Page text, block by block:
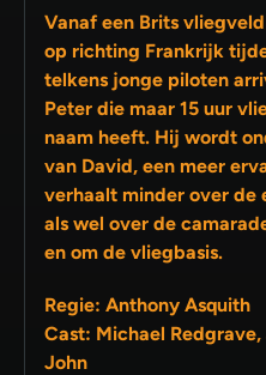
Vanaf een Brits
op richting Frankrijk
telkens jonge piloten arriveren. Eén daarvan is
Peter die maar 15 uur
naam heeft. Hij wordt onder de hoede genomen
van David, een meer
verhaalt minder over de echte
als wel over de
en om de vliegbasis.
Regie: Anthony Asquith
Cast: Michael Redgrave,
John